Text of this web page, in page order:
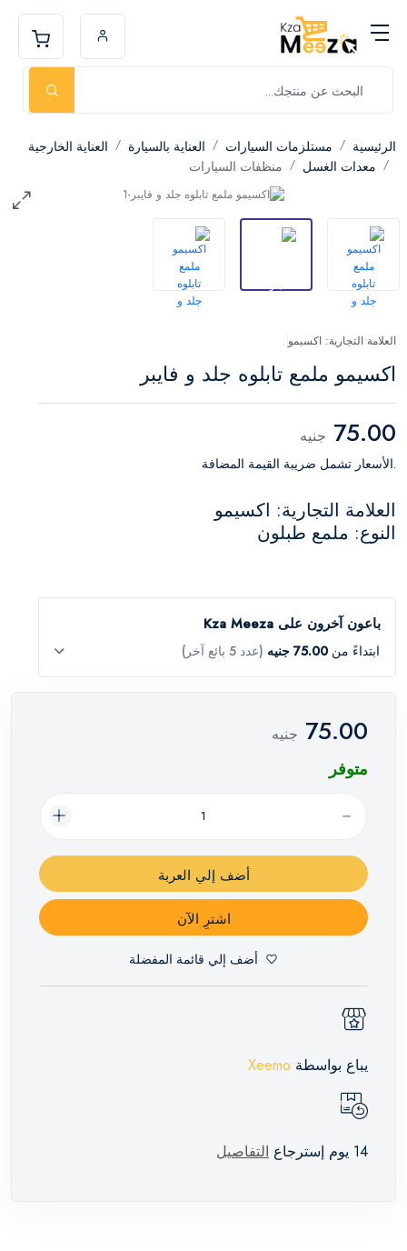
الرئيسية مستلزمات السيارات العناية بالسيارة
العناية الخارجية
معدات الغسل
منظفات السيارات
العلامة التجارية: اكسيمو
اكسيمو ملمع تابلوه جلد و فايبر
75.00 جنيه
.الأسعار تشمل ضريبة القيمة المضافة
العلامة التجارية: اكسيمو
النوع: ملمع طبلون
باعون آخرون على Kza Meeza
ابتداءً من 75.00 جنيه (عدد 5 بائع آخر)
75.00 جنيه
متوفر
أضف إلي العربة
اشترِ الآن
أضف إلي قائمة المفضلة
يباع بواسطة Xeemo
14 يوم إسترجاع التفاصيل